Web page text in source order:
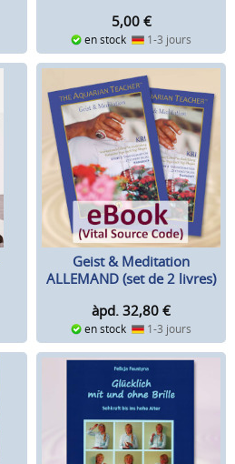
5,00 €
en stock 1-3 jours
Geist & Meditation
ALLEMAND (set de 2 livres)
àpd. 32,80 €
en stock 1-3 jours